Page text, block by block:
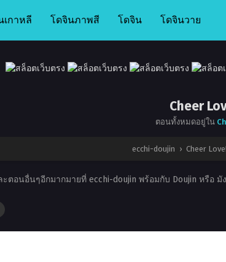
เกาหลี โดจินภาพสี โดจิน โดจินวาย
Cheer
ตอนทั้งหมดอยู่ใน
ecchi-doujin › Cheer Love!
ะตอนอื่นๆอีกมากมายที่ ecchi-doujin พร้อมกับ Doujin หรือ